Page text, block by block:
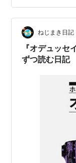
年3月号から
そ…
ねじまき日記
『オデュッ
ずつ読む日記